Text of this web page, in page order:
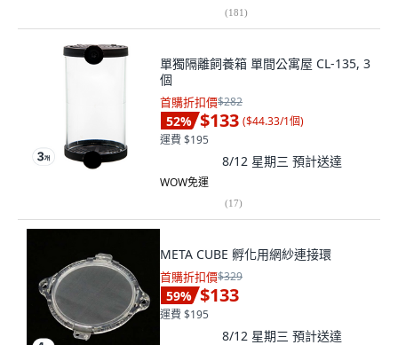
(181)
單獨隔離飼養箱 單間公寓屋 CL-135, 3
個
首購折扣價$282
52% $133 ($44.33/1個)
運費 $195
8/12 星期三 預計送達
WOW免運
(17)
META CUBE 孵化用網紗連接環
首購折扣價$329
59% $133
運費 $195
8/12 星期三 預計送達